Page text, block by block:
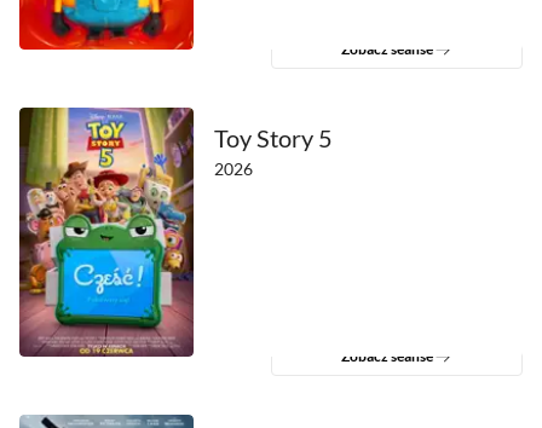
Zobacz seanse
Toy Story 5
2026
Zobacz seanse